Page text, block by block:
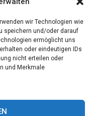
wir Technologien wie
speichern und/oder darauf
ermöglicht uns
oder eindeutigen IDs
nicht erteilen oder
und Merkmale